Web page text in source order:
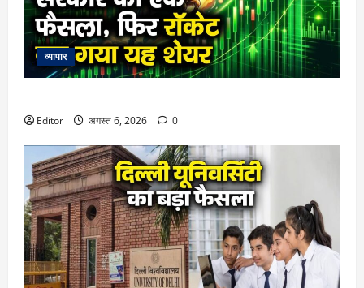
व्यापार
Editor अगस्त 6, 2026 0